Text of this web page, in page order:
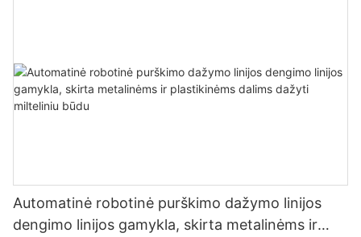
Automatinė robotinė purškimo dažymo linijos
dengimo linijos gamykla, skirta metalinėms ir